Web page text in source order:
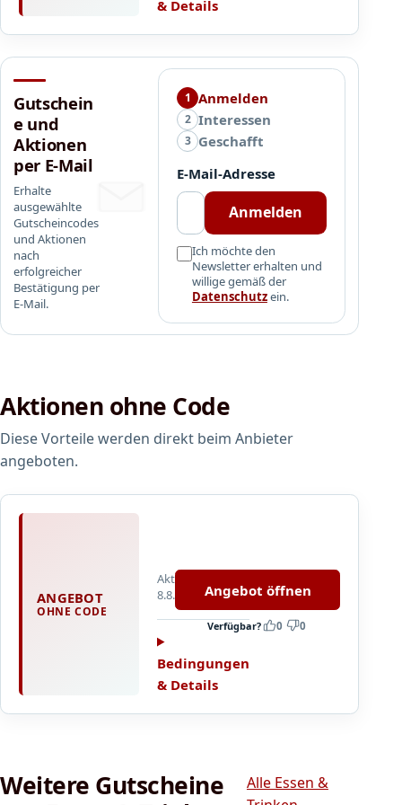
n
h
9
i
s
t
o
n
5
0
€
a
9
€
t
t
a
s
t
l
u
n
& Details
Gutschein
e und
Aktionen
per E-Mail
Erhalte
ausgewählte
Gutscheincodes
und Aktionen
nach
erfolgreicher
Bestätigung per
E-Mail.
1 Anmelden
2 Interessen
3 Geschafft
E-Mail-Adresse
Anmelden
Ich möchte den
Newsletter erhalten und
willige gemäß der
Datenschutzein.
Aktionen ohne Code
Diese Vorteile werden direkt beim Anbieter
angeboten.
ANGEBOT
OHNE CODE
b
r
i
n
g
e
f
n
s
Aktualisiert
8.8.2026
Bedingungen
& Details
Angebot öffnen
Verfügbar? 0 0
Weitere Gutscheine
Alle Essen &